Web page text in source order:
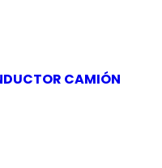
CAMIÓN